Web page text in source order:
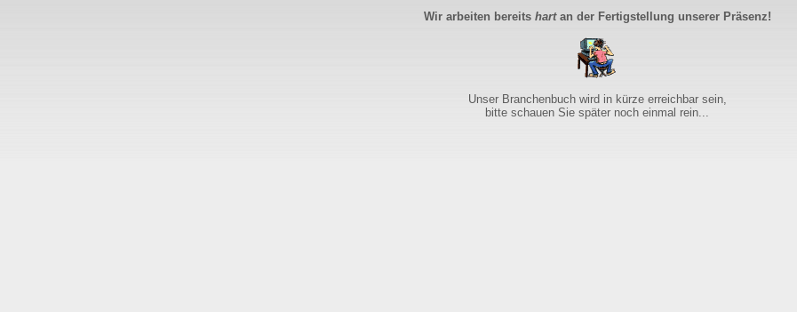
Wir arbeiten bereits hartan der Fertigstellung unserer Präsenz!
Unser Branchenbuch wird in kürze erreichbar sein,
bitte schauen Sie später noch einmal rein...